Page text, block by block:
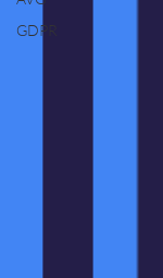
GDPR